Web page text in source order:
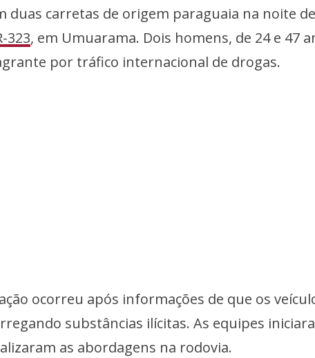
duas carretas de origem paraguaia na noite
323, em Umuarama. Dois homens, de 24 e 47
por tráfico internacional de drogas.
ocorreu após informações de que os
substâncias ilícitas. As equipes
as abordagens na rodovia.